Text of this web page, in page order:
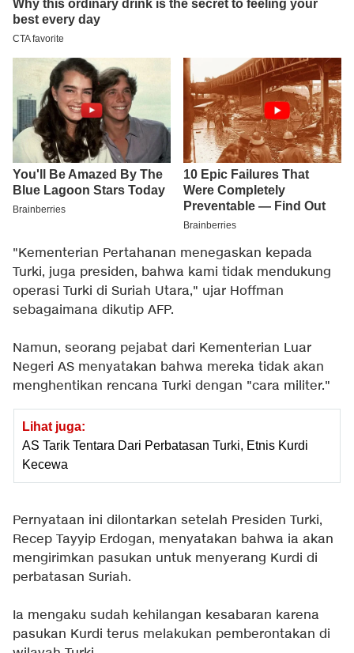
"Kementerian Pertahanan menegaskan kepada
Turki, juga presiden, bahwa kami tidak mendukung
operasi Turki di Suriah Utara," ujar Hoffman
sebagaimana dikutip AFP.
Namun, seorang pejabat dari Kementerian Luar
Negeri AS menyatakan bahwa mereka tidak akan
menghentikan rencana Turki dengan "cara militer."
Lihat juga:
AS Tarik Tentara Dari Perbatasan Turki, Etnis Kurdi
Kecewa
Pernyataan ini dilontarkan setelah Presiden Turki,
Recep Tayyip Erdogan, menyatakan bahwa ia akan
mengirimkan pasukan untuk menyerang Kurdi di
perbatasan Suriah.
Ia mengaku sudah kehilangan kesabaran karena
pasukan Kurdi terus melakukan pemberontakan di